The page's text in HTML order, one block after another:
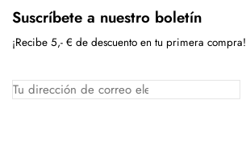
Suscríbete a nuestro boletín
¡Recibe 5,- € de descuento en tu primera compra!